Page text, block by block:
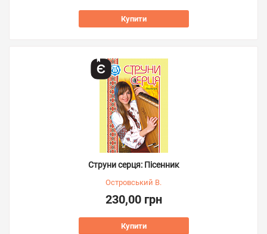
Купити
Струни серця: Пісенник
Островський В.
230,00 грн
Купити